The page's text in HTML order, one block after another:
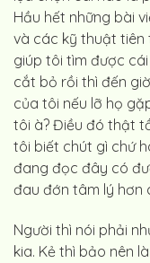
Hầu hết những bài
và các kỹ thuật tiên
giúp tôi tìm được
cắt bỏ rồi thì đến
của tôi nếu lỡ họ
tôi à? Điều đó thật
tôi biết chút gì chứ
đang đọc đây có
đau đớn tâm lý hơn
Người thì nói phải
kia. Kẻ thì bảo nên